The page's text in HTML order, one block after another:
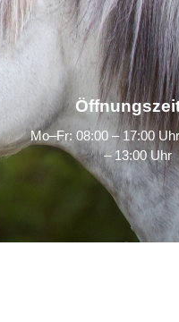
Mo–Fr: 08:00 – 17:00
– 13:00 Uhr